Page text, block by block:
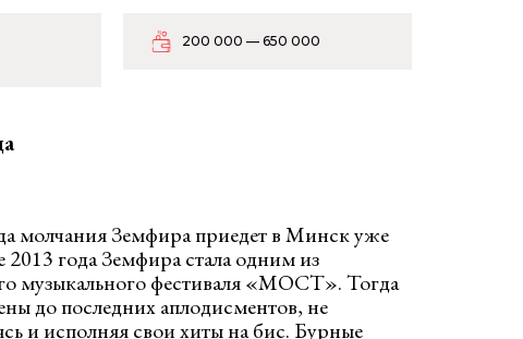
200 000 — 650 000
молчания Земфира приедет в Минск уже
2013 года Земфира стала одним из
музыкального фестиваля «МОСТ». Тогда
до последних аплодисментов, не
и исполняя свои хиты на бис. Бурные